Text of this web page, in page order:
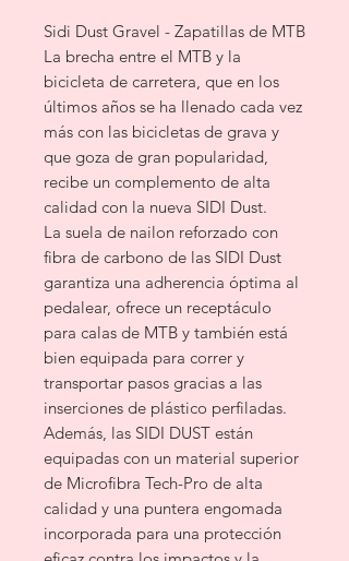
Sidi Dust Gravel - Zapatillas de MTB
La brecha entre el MTB y la
bicicleta de carretera, que en los
últimos años se ha llenado cada vez
más con las bicicletas de grava y
que goza de gran popularidad,
recibe un complemento de alta
calidad con la nueva SIDI Dust.
La suela de nailon reforzado con
fibra de carbono de las SIDI Dust
garantiza una adherencia óptima al
pedalear, ofrece un receptáculo
para calas de MTB y también está
bien equipada para correr y
transportar pasos gracias a las
inserciones de plástico perfiladas.
Además, las SIDI DUST están
equipadas con un material superior
de Microfibra Tech-Pro de alta
calidad y una puntera engomada
incorporada para una protección